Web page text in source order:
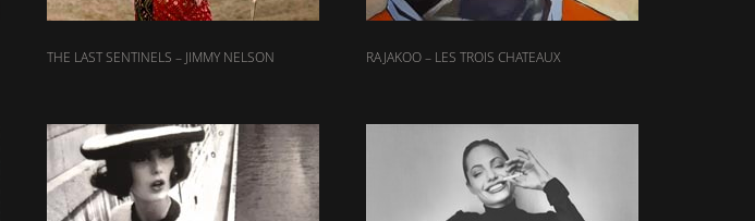
THE LAST SENTINELS – JIMMY NELSON RAJAKOO – LES TROIS CHATEAUX